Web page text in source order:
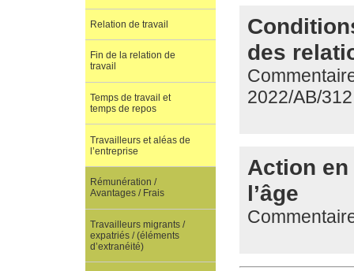
des
2022/AB/312
Action
l’âge
Relation de travail
Fin de la relation de
travail
Temps de travail et
temps de repos
Travailleurs et aléas de
l’entreprise
Rémunération /
Avantages / Frais
Travailleurs migrants /
expatriés / (éléments
d’extranéité)